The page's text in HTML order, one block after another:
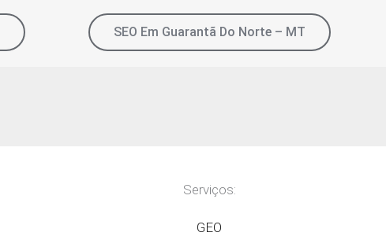
SEO Em Guarantã Do Norte – MT
Serviços:
GEO